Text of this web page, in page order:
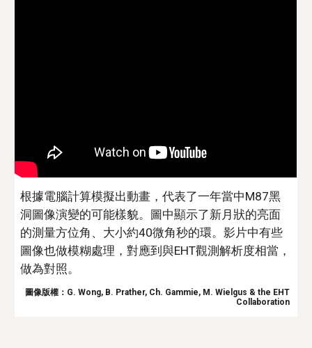
根據電腦計算模擬出動畫，代表了一年當中M87黑
洞圖像演變的可能樣貌。圖中顯示了新月狀的亮面
的測量方位角、大小約40微角秒的環。影片中有些
圖像也做模糊處理，對應到與EHT觀測解析度相當 ，
做為對照。
圖像版權： G. Wong, B. Prather, Ch. Gammie, M. Wielgus & the EHT
Collaboration